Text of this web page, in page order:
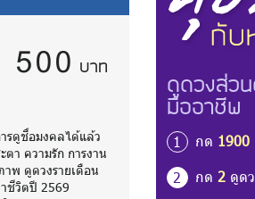
500 บาท
รดูชื่อมงคลได้แล้ว
ตา ความรัก การงาน
พ ดูดวงรายเดือน
ชีวิตปี 2569
ดูดวงส่ว
มืออาชีพ
1 กด 1900
2
กด 2ดูดว